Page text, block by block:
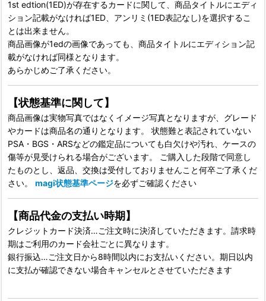
1st edtion(1ED)が存在するカードに関して、商品タイトルにエディ
ション記載がなければ1ED、アンリミ(1ED表記なし)を選択するこ
とは出来ません。
商品画像が1edの画像であっても、商品タイトルにエディション記
載がなければ同様となります。
あらかじめご了承ください。
【状態基準に関して】
商品画像は実物写真ではなくイメージ写真となりますが、グレード
やカードは商品名の通りとなります。 状態難と表記されていない
PSA・BGS・ARSなどの鑑定品についても白欠けや汚れ、ケースの
傷等が見受けられる場合がございます。 ご購入した段階で同意し
たものとし、返品、交換は受付しておりませんこと何卒ご了承くだ
さい。 magi状態基準ページを必ずご確認ください
【商品代金の支払い時期】
クレジットカード決済…ご注文時に決済していただきます。請求時
期はご利用のカード会社ごとに異なります。
銀行振込…ご注文日から8時間以内にお支払いください。期日以内
に支払が確認できない場合キャンセルとさせていただきます